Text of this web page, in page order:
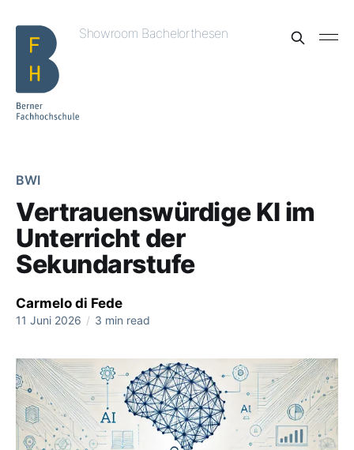
Showroom Bachelorthesen
BWI
Vertrauenswürdige KI im
Unterricht der
Sekundarstufe
Carmelo di Fede
11 Juni 2026 / 3 min read